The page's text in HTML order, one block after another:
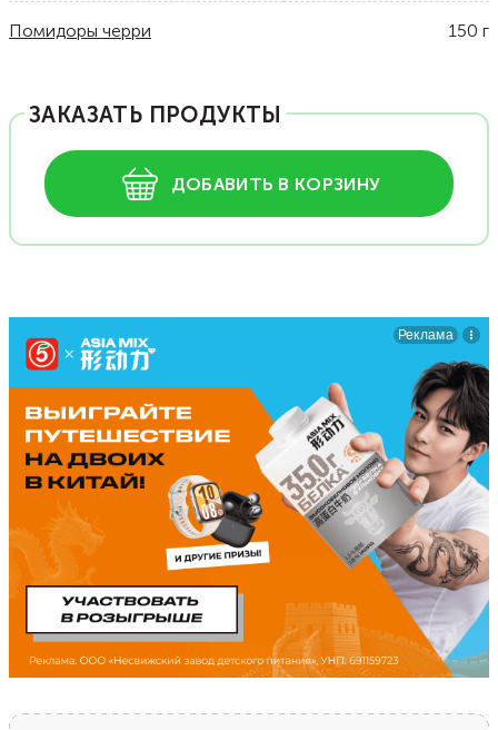
Помидоры черри 150 г
ЗАКАЗАТЬ ПРОДУКТЫ
ДОБАВИТЬ В КОРЗИНУ